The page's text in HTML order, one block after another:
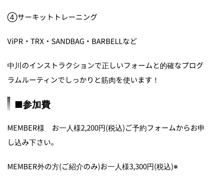
④サーキットトレーニング
ViPR・TRX・SANDBAG・BARBELLなど
中川のインストラクションで正しいフォームと的確なプログ
ラムルーティンでしっかりと筋肉を使います！
■参加費
MEMBER様 お一人様2,200円(税込)ご予約フォームからお申
し込み下さい。
MEMBER外の方(ご紹介のみ)お一人様3,300円(税込)※